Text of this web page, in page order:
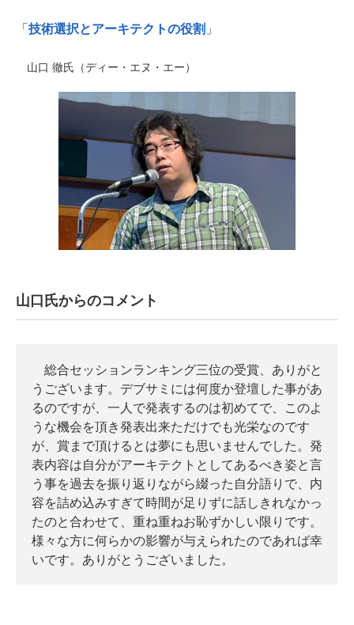
「技術選択とアーキテクトの役割 」
山口 徹氏（ディー・エヌ・エー）
山口氏からのコメント
総合セッションランキング三位の受賞、ありがと
うございます。デブサミには何度か登壇した事があ
るのですが、一人で発表するのは初めてで、このよ
うな機会を頂き発表出来ただけでも光栄なのです
が、賞まで頂けるとは夢にも思いませんでした。発
表内容は自分がアーキテクトとしてあるべき姿と言
う事を過去を振り返りながら綴った自分語りで、内
容を詰め込みすぎて時間が足りずに話しきれなかっ
たのと合わせて、重ね重ねお恥ずかしい限りです。
様々な方に何らかの影響が与えられたのであれば幸
いです。ありがとうございました。